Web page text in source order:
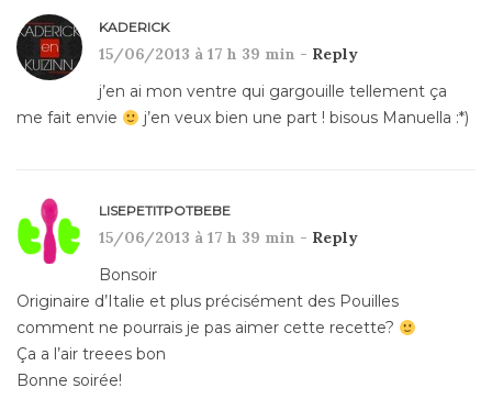
KADERICK
15/06/2013 à 17 h 39 min - Reply
j’en ai mon ventre qui gargouille tellement ça
me fait envie
j’en veux bien une part ! bisous Manuella :*)
LISEPETITPOTBEBE
15/06/2013 à 17 h 39 min - Reply
Bonsoir
Originaire d’Italie et plus précisément des Pouilles
comment ne pourrais je pas aimer cette recette?
Ça a l’air treees bon
Bonne soirée!